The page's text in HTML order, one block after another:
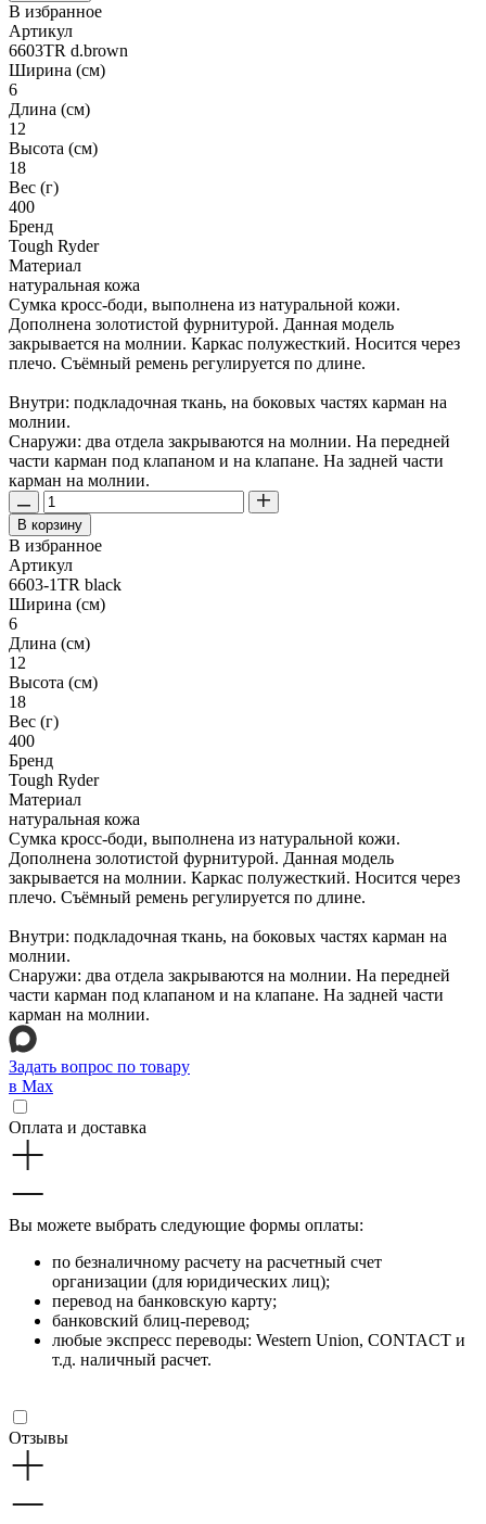
В избранное
Артикул
6603TR d.brown
Ширина (см)
6
Длина (см)
12
Высота (см)
18
Вес (г)
400
Бренд
Tough Ryder
Материал
натуральная кожа
Сумка кросс-боди, выполнена из натуральной кожи.
Дополнена золотистой фурнитурой. Данная модель
закрывается на молнии. Каркас полужесткий. Носится через
плечо. Съёмный ремень регулируется по длине.
Внутри: подкладочная ткань, на боковых частях карман на
молнии.
Снаружи: два отдела закрываются на молнии. На передней
части карман под клапаном и на клапане. На задней части
карман на молнии.
В корзину
В избранное
Артикул
6603-1TR black
Ширина (см)
6
Длина (см)
12
Высота (см)
18
Вес (г)
400
Бренд
Tough Ryder
Материал
натуральная кожа
Сумка кросс-боди, выполнена из натуральной кожи.
Дополнена золотистой фурнитурой. Данная модель
закрывается на молнии. Каркас полужесткий. Носится через
плечо. Съёмный ремень регулируется по длине.
Внутри: подкладочная ткань, на боковых частях карман на
молнии.
Снаружи: два отдела закрываются на молнии. На передней
части карман под клапаном и на клапане. На задней части
карман на молнии.
Задать вопрос по товару
в Max
Оплата и доставка
Вы можете выбрать следующие формы оплаты:
по безналичному расчету на расчетный счет
организации (для юридических лиц);
перевод на банковскую карту;
банковский блиц-перевод;
любые экспресс переводы: Western Union, CONTACT и
т.д. наличный расчет.
Отзывы